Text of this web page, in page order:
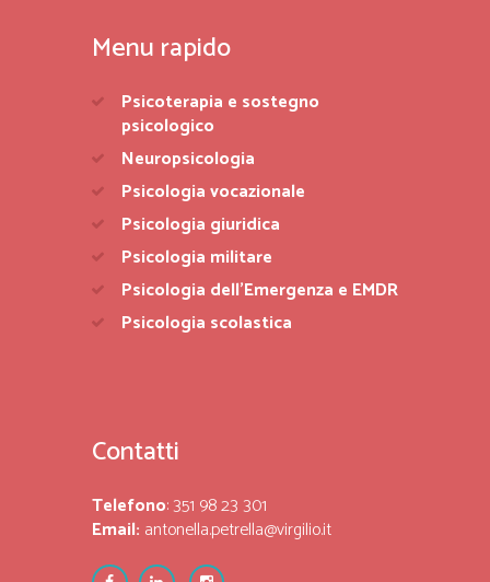
Menu rapido
Psicoterapia e sostegno
psicologico
Neuropsicologia
Psicologia vocazionale
Psicologia giuridica
Psicologia militare
Psicologia dell’Emergenza e EMDR
Psicologia scolastica
Contatti
Telefono: 351 98 23 301
Email: antonella.petrella@virgilio.it